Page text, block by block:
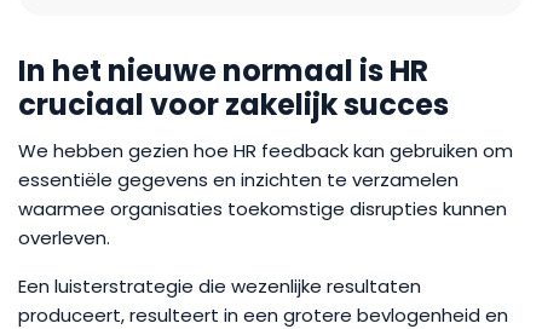
In het nieuwe normaal is HR
cruciaal voor zakelijk succes
We hebben gezien hoe HR feedback kan gebruiken om
essentiële gegevens en inzichten te verzamelen
waarmee organisaties toekomstige disrupties kunnen
overleven.
Een luisterstrategie die wezenlijke resultaten
produceert, resulteert in een grotere bevlogenheid en